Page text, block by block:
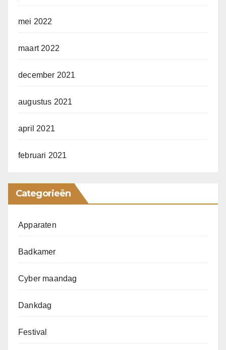
mei 2022
maart 2022
december 2021
augustus 2021
april 2021
februari 2021
Categorieën
Apparaten
Badkamer
Cyber maandag
Dankdag
Festival